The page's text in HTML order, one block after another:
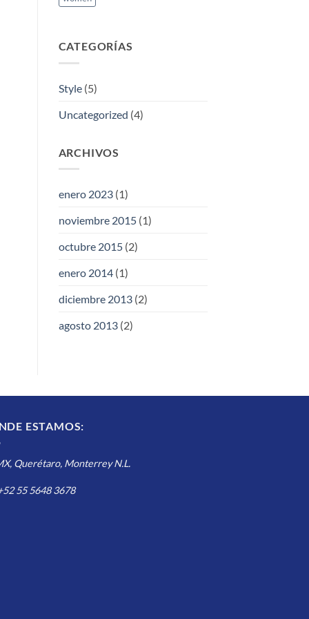
CATEGORÍAS
Style(5)
Uncategorized (4)
ARCHIVOS
enero 2023(1)
noviembre 2015(1)
octubre 2015(2)
enero 2014(1)
diciembre 2013(2)
agosto 2013(2)
ESTAMOS:
Querétaro, Monterrey N.L.
55 5648 3678